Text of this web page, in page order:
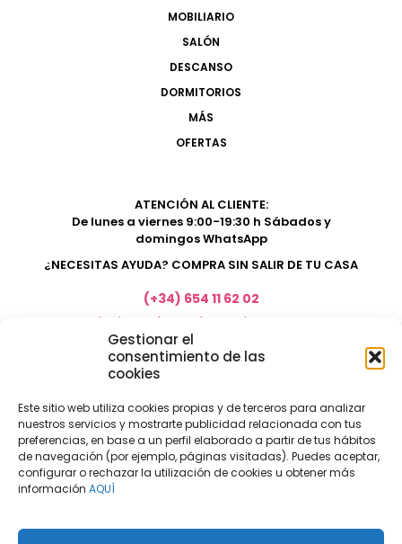
Gestionar el
consentimiento de las
cookies
Este sitio web utiliza cookies propias y de terceros para analizar
nuestros servicios y mostrarte publicidad relacionada con tus
preferencias, en base a un perfil elaborado a partir de tus hábitos
de navegación (por ejemplo, páginas visitadas). Puedes aceptar,
configurar o rechazar la utilización de cookies u obtener más
información AQUÍ
MOBILIARIO
SALÓN
DESCANSO
DORMITORIOS
MÁS
OFERTAS
ATENCIÓN AL CLIENTE:
De lunes a viernes 9:00-19:30 h Sábados y
domingos WhatsApp
¿NECESITAS AYUDA? COMPRA SIN SALIR DE TU CASA
(+34) 654 11 62 02
marketing@electrodomesticosacosta.es
Tienda de muebles en Fuengirola
Tienda de muebles en Benalmádena
Tienda de muebles en el Rincón de la Victoria
Tienda de electrodomésticos en Málaga
Tienda de muebles en Cártama